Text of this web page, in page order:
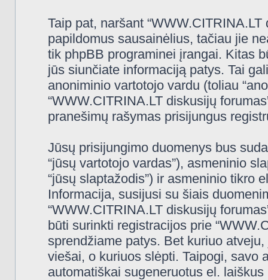
Taip pat, naršant
papildomus sausainėlius, tačiau jie
tik phpBB programinei įrangai. Kitas
jūs siunčiate informaciją patys. Tai
anoniminio vartotojo vardu (toliau
“WWW.CITRINA.LT diskusijų
pranešimų rašymas prisijungus
Jūsų prisijungimo duomenys bus
“jūsų vartotojo vardas”), asmeninio
“jūsų slaptažodis”) ir asmeninio tikro
Informacija, susijusi su šiais
“WWW.CITRINA.LT diskusijų
būti surinkti registracijos prie
sprendžiame patys. Bet kuriuo
viešai, o kuriuos slėpti. Taipogi, savo
automatiškai sugeneruotus el.